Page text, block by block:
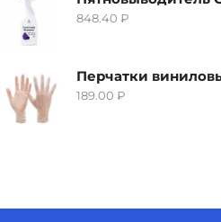
848.40 ₽
189.00 ₽